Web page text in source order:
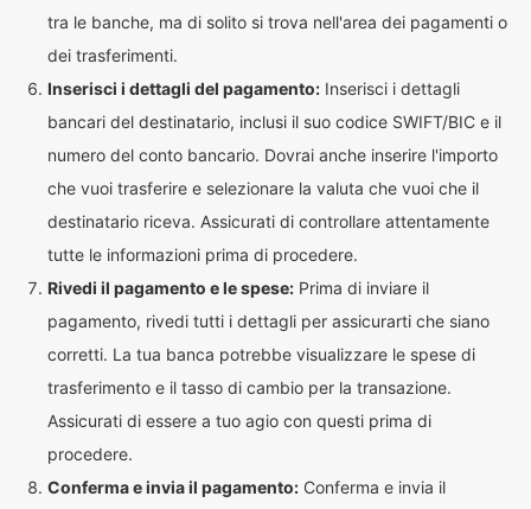
tra le banche, ma di solito si trova nell'area dei pagamenti o
dei trasferimenti.
Inserisci i dettagli del pagamento: Inserisci i dettagli
bancari del destinatario, inclusi il suo codice SWIFT/BIC e il
numero del conto bancario. Dovrai anche inserire l'importo
che vuoi trasferire e selezionare la valuta che vuoi che il
destinatario riceva. Assicurati di controllare attentamente
tutte le informazioni prima di procedere.
Rivedi il pagamento e le spese: Prima di inviare il
pagamento, rivedi tutti i dettagli per assicurarti che siano
corretti. La tua banca potrebbe visualizzare le spese di
trasferimento e il tasso di cambio per la transazione.
Assicurati di essere a tuo agio con questi prima di
procedere.
Conferma e invia il pagamento: Conferma e invia il